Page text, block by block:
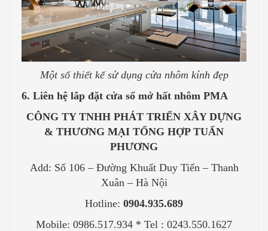
Một số thiết kế sử dụng cửa nhôm kính đẹp
6. Liên hệ lắp đặt cửa sổ mở hất nhôm PMA
CÔNG TY TNHH PHÁT TRIỂN XÂY DỰNG
& THƯƠNG MẠI TỔNG HỢP TUẤN
PHƯƠNG
Add: Số 106 – Đường Khuất Duy Tiến – Thanh
Xuân – Hà Nội
Hotline: 0904.935.689
Mobile: 0986.517.934 * Tel : 0243.550.1627